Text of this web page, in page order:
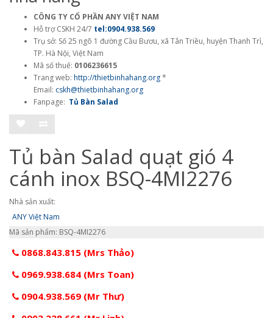
CÔNG TY CỔ PHẦN ANY VIỆT NAM
Hỗ trợ CSKH 24/7 tel:0904.938.569
Trụ sở: Số 25 ngõ 1 đường Cầu Bươu, xã Tân Triều, huyện Thanh Trì,
TP. Hà Nội, Việt Nam
Mã số thuế: 0106236615
Trang web: http://thietbinhahang.org*
Email: cskh@thietbinhahang.org
Fanpage: Tủ Bàn Salad
Tủ bàn Salad quạt gió 4
cánh inox BSQ-4MI2276
Nhà sản xuất:
ANY Việt Nam
Mã sản phẩm: BSQ-4MI2276
0868.843.815 (Mrs Thảo)
0969.938.684 (Mrs Toan)
0904.938.569 (Mr Thư)